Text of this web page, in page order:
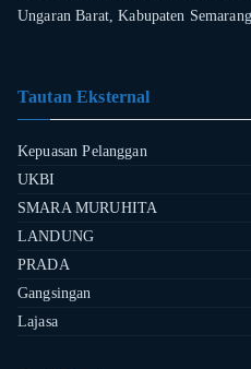
Ungaran Barat, Kabupaten
Tautan Eksternal
Kepuasan Pelanggan
UKBI
SMARA MURUHITA
LANDUNG
PRADA
Gangsingan
Lajasa